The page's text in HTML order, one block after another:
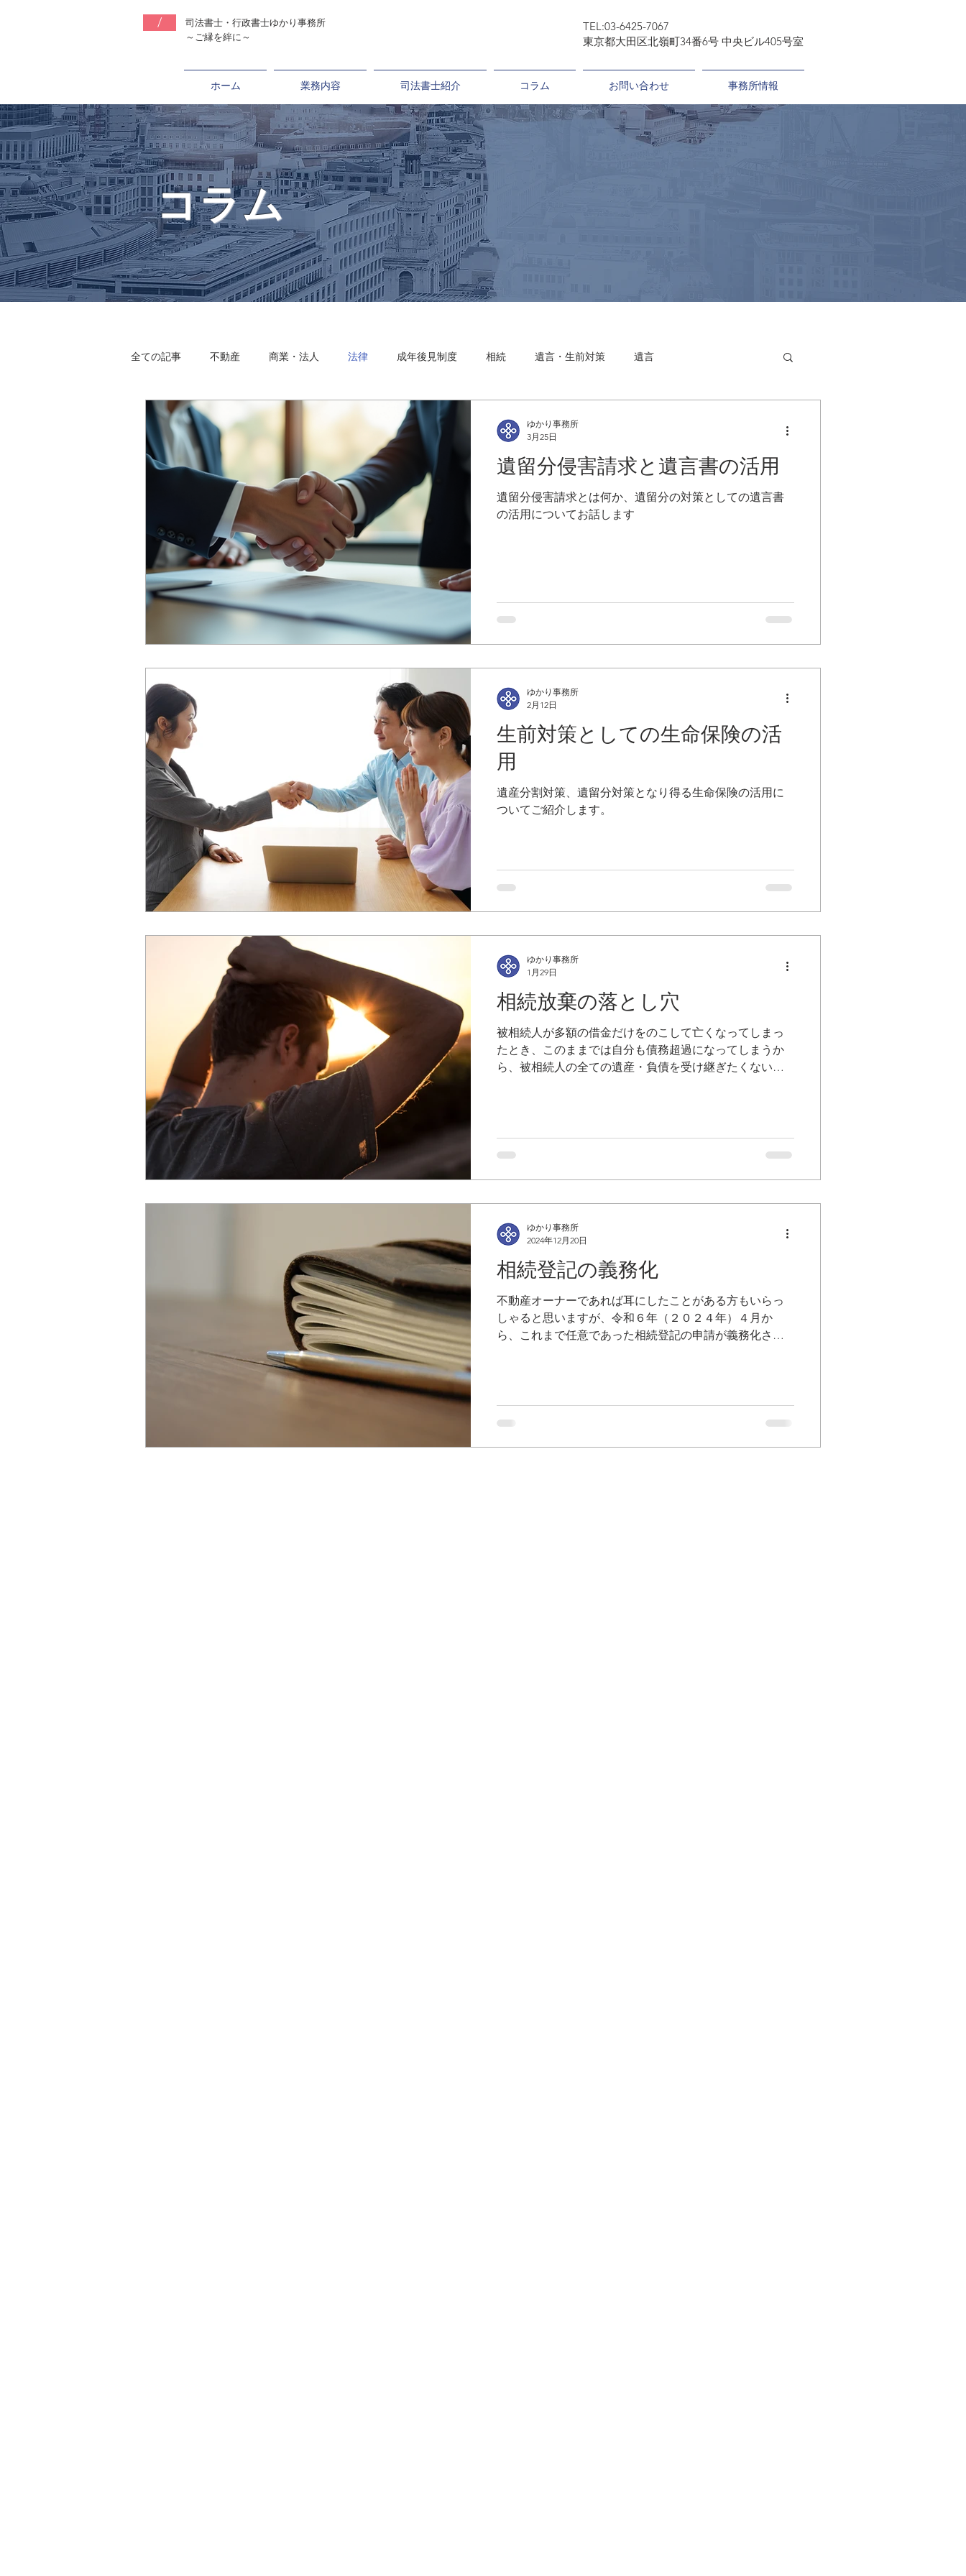
/ 司法書士・行政書士ゆかり事務所
～ご縁を絆に～
司法書士ゆかり事務所TEL:03-6425-7067
東京都大田区北嶺町34番6号 中央ビル405号室
ホーム 業務内容 司法書士紹介 コラム お問い合わせ 事務所情報
コラム
全ての記事 不動産 商業・法人 法律 成年後見制度 相続 遺言・生前対策 遺言
遺留分侵害請求と遺言書の活用
遺留分侵害請求とは何か、遺留分の対策としての遺言書
の活用についてお話します
ゆかり事務所
3月25日
生前対策としての生命保険の活
用
遺産分割対策、遺留分対策となり得る生命保険の活用に
ついてご紹介します。
ゆかり事務所
2月12日
相続放棄の落とし穴
被相続人が多額の借金だけをのこして亡くなってしまっ
たとき、このままでは自分も債務超過になってしまうか
ら、被相続人の全ての遺産・負債を受け継ぎたくない、
され、その期間は「熟慮期間」と呼ばれます。その間に
諸々を検討し、まさに熟慮を重ねる必要があります。
ゆかり事務所
1月29日
相続登記の義務化
不動産オーナーであれば耳にしたことがある方もいらっ
しゃると思いますが、令和６年（２０２４年）４月か
ら、これまで任意であった相続登記の申請が義務化され
相続登記義務化の背景や、義務化に際して何が変わるの
かについて簡単にご紹介したいと思います。 なお、相
ゆかり事務所
2024年12月20日